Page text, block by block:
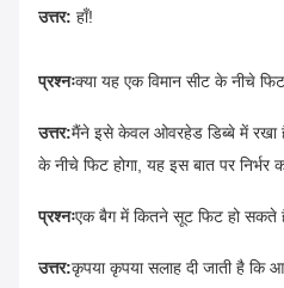
उत्तर: हाँ!
प्रश्नःक्या यह एक विमान सीट के नीचे
उत्तर:मैंने इसे केवल ओवरहेड डिब्बे में रखा
के नीचे फिट होगा, यह इस बात पर
प्रश्नःएक बैग में कितने सूट फिट हो सकते
उत्तर:कृपया कृपया सलाह दी जाती है